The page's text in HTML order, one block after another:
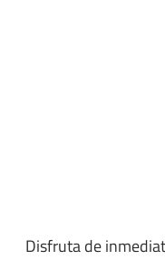
Disfruta de